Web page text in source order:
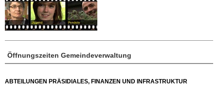
Öffnungszeiten Gemeindeverwaltung
ABTEILUNGEN PRÄSIDIALES, FINANZEN UND INFRASTRUKTUR